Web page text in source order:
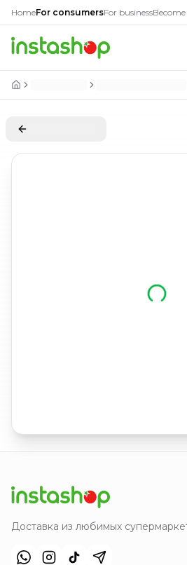
HomeFor consumersFor business
Доставка из любимых